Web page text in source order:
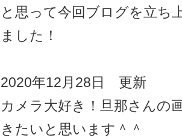
と思って今回ブログを立ち
ました！
2020年12月28日 更新
カメラ大好き！旦那さんの
きたいと思います＾＾